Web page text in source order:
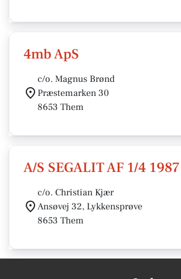
4mb ApS
c/o. Magnus Brønd
Præstemarken 30
8653 Them
A/S SEGALIT AF 1/4 1987
c/o. Christian Kjær
Ansøvej 32, Lykkensprøve
8653 Them